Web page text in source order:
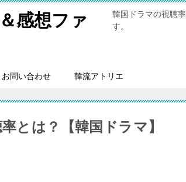
感想ファ
韓国ドラマの視聴
す。
お問い合わせ 韓流アトリエ
とは？【韓国ドラマ】